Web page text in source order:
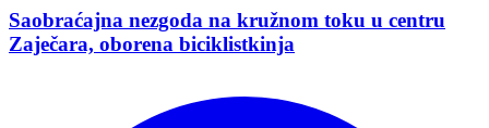
Saobraćajna nezgoda na kružnom toku u centru
Zaječara, oborena biciklistkinja